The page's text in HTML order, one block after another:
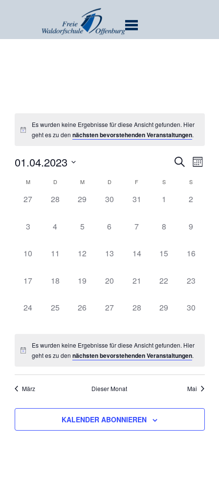
Es wurden keine Ergebnisse für diese Ansicht gefunden. Hier
geht es zu den nächsten bevorstehenden Veranstaltungen.
und
SUCHEMONAT
01.04.2023
Kalender
von
M D M D F S S
0
27
0
28
0
29
0
30
0
31
0
1
0
2
0
3
0
4
0
5
0
6
0
7
0
8
0
9
0
10
0
11
0
12
0
13
0
14
0
15
0
16
0
17
0
18
0
19
0
20
0
21
0
22
0
23
0
24
0
25
0
26
0
27
0
28
0
29
0
30
Es wurden keine Ergebnisse für diese Ansicht gefunden. Hier
geht es zu den nächsten bevorstehenden Veranstaltungen.
März Dieser Monat Mai
KALENDER ABONNIEREN